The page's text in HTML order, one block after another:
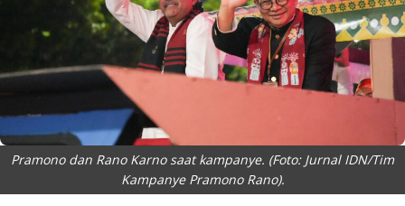
Pramono dan Rano Karno saat kampanye. (Foto: Jurnal IDN/Tim
Kampanye Pramono Rano).